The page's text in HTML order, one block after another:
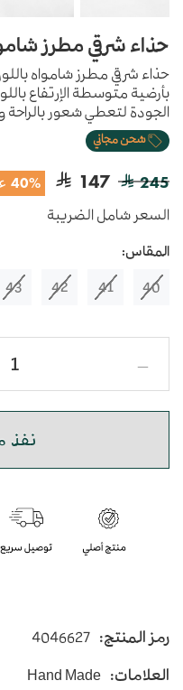
حذاء شرقي مطرز
حذاء شرقي مطرز شامواه
بأرضية متوسطة الإرتفاع
الجودة لتعطي شعور بالراحة
شحن مجاني
245
147 40% عرض
السعر شامل الضريبة
المقاس:
40
41
42
43
نفذ
رمز المنتج: 4046627
العلامات: Hand Made